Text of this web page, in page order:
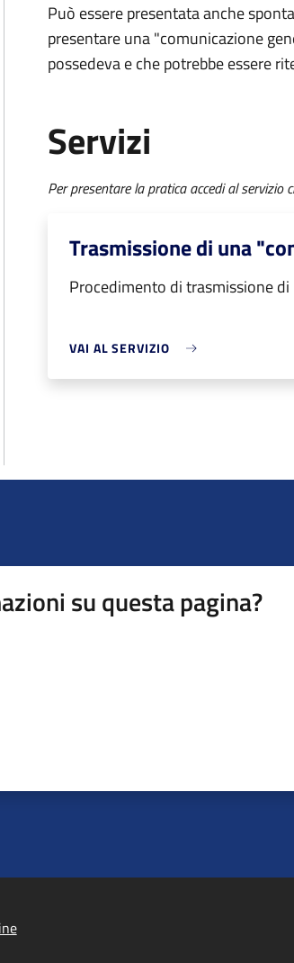
Può essere presentata anche
presentare una "comunicazione
possedeva e che potrebbe essere
Servizi
Per presentare la pratica accedi al servizio
Trasmissione di una
Procedimento di trasmissione
VAI AL SERVIZIO
su questa pagina?